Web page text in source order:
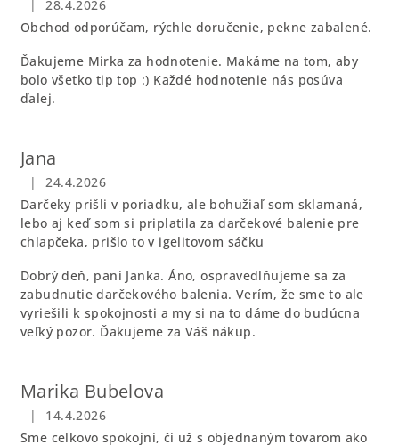
Hodnotenie obchodu je 5 z 5 hviezdičiek.
28.4.2026
Obchod odporúčam, rýchle doručenie, pekne zabalené.
Ďakujeme Mirka za hodnotenie. Makáme na tom, aby
bolo všetko tip top :) Každé hodnotenie nás posúva
ďalej.
Jana
Hodnotenie obchodu je 5 z 5 hviezdičiek.
|
24.4.2026
Darčeky prišli v poriadku, ale bohužiaľ som sklamaná,
lebo aj keď som si priplatila za darčekové balenie pre
chlapčeka, prišlo to v igelitovom sáčku
Dobrý deň, pani Janka. Áno, ospravedlňujeme sa za
zabudnutie darčekového balenia. Verím, že sme to ale
vyriešili k spokojnosti a my si na to dáme do budúcna
veľký pozor. Ďakujeme za Váš nákup.
Marika Bubelova
Hodnotenie obchodu je 5 z 5 hviezdičiek.
|
14.4.2026
Sme celkovo spokojní, či už s objednaným tovarom ako